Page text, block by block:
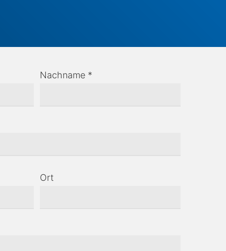
Nachname *
Ort